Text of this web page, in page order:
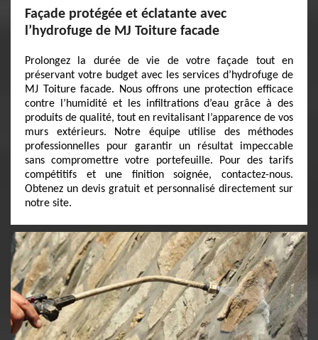
Façade protégée et éclatante avec
l’hydrofuge de MJ Toiture facade
Prolongez la durée de vie de votre façade tout en
préservant votre budget avec les services d’hydrofuge de
MJ Toiture facade. Nous offrons une protection efficace
contre l’humidité et les infiltrations d’eau grâce à des
produits de qualité, tout en revitalisant l’apparence de vos
murs extérieurs. Notre équipe utilise des méthodes
professionnelles pour garantir un résultat impeccable
sans compromettre votre portefeuille. Pour des tarifs
compétitifs et une finition soignée, contactez-nous.
Obtenez un devis gratuit et personnalisé directement sur
notre site.